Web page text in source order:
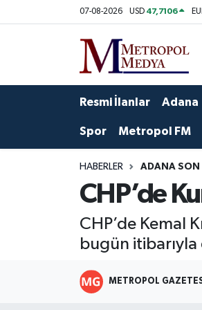
07-08-2026 USD 47,7106
Resmi İlanlar Adana
Spor Metropol FM
HABERLER ADANA SON
CHP’de
CHP’de Kemal
bugün
METROPOL
Ekonomi
Özel Haberler
Yerel Yönetim
Yazarlar
Foto Galeri
Seyhan Nöbetçi Eczaneler
Seyhan Hava Durumu
Tüm Manşetler
Son Dakika Haberleri